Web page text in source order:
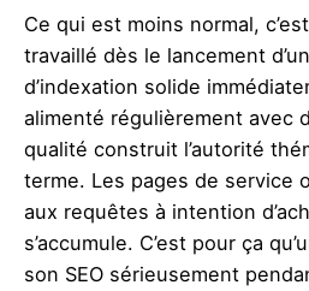
Ce qui est moins normal,
travaillé dès le lancement
d’indexation solide
alimenté régulièrement avec
qualité construit l’autorité
terme. Les pages de service
aux requêtes à intention
s’accumule. C’est pour ça
son SEO sérieusement